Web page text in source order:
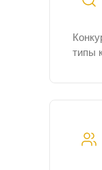
типы